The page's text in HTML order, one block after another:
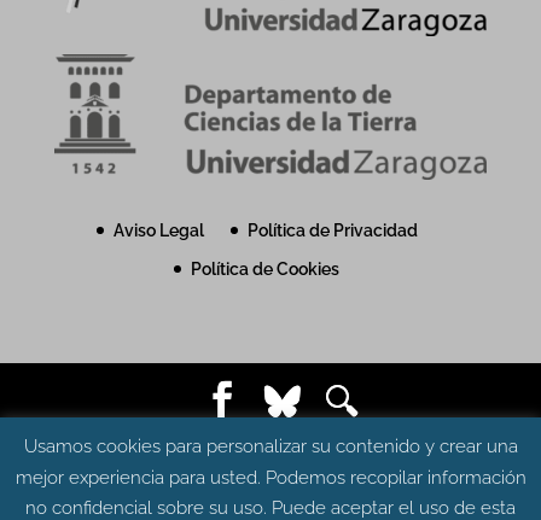
Aviso Legal
Política de Privacidad
Política de Cookies
© Grupo Aragosaurus 2023.
Universidad de Zaragoza. Facultad de Ciencias.
Edificio de Geológicas. Pedro Cerbuna 12 - 50009
Usamos cookies para personalizar su contenido y crear una
mejor experiencia para usted. Podemos recopilar información
no confidencial sobre su uso. Puede aceptar el uso de esta